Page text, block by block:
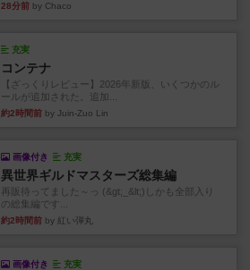
28分前 by Chaco
充実
コンテナ
【ざっくりレビュー】2026年新版、いくつかのル
ールが追加された。追加...
約2時間前 by Juin-Zuo Lin
画像付き 充実
異世界ギルドマスターズ総集編
再販待ってました～っ (&gt;_&lt;)しかも全部入り
の総集編です...
約2時間前 by 紅い弾丸
画像付き 充実